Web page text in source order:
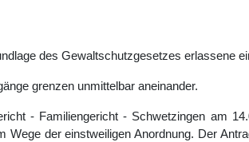
des Gewaltschutzgesetzes erlassene
grenzen unmittelbar aneinander.
- Familiengericht - Schwetzingen am
der einstweiligen Anordnung. Der